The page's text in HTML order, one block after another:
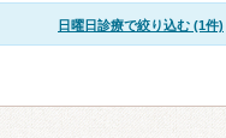
日曜日診療で絞り込む (1件)